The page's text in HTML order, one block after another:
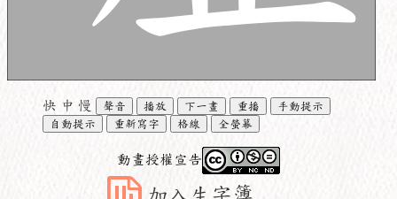
快 中 慢 聲音 播放 下一畫 重播
手動提示
自動提示
重新寫字 格線 全螢幕
動畫授權宣告